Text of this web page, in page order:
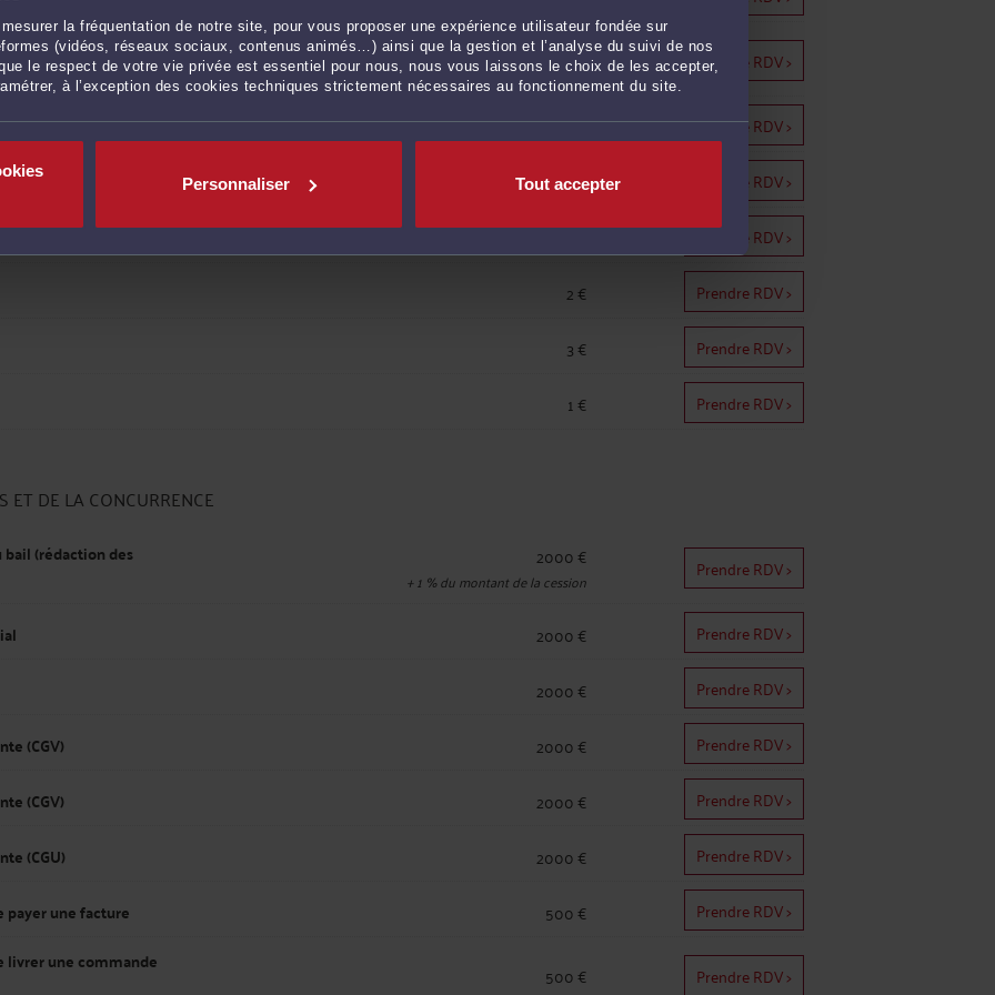
la fréquentation de notre site, pour vous proposer une expérience utilisateur fondée sur
(vidéos, réseaux sociaux, contenus animés…) ainsi que la gestion et l’analyse du suivi de nos
le respect de votre vie privée est essentiel pour nous, nous vous laissons le choix de les accepter,
à l’exception des cookies techniques strictement nécessaires au fonctionnement du site.
Personnaliser Tout accepter
(prix cession
2 € Prendre RDV >
2 € Prendre RDV >
sasu, ...) 2 € Prendre RDV >
Prendre RDV >
2 € Prendre RDV >
3 € Prendre RDV >
1 € Prendre RDV >
ET DE LA CONCURRENCE
(rédaction des
2000 €
+1 % du montant de la cession Prendre RDV >
2000 € Prendre RDV >
2000 € Prendre RDV >
(CGV) 2000 € Prendre RDV >
(CGV) 2000 € Prendre RDV >
(CGU) 2000 € Prendre RDV >
payer une facture 500 € Prendre RDV >
livrer une commande
500 € Prendre RDV >